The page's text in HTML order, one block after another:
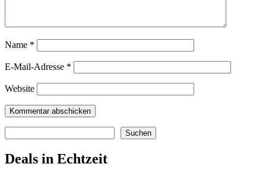
Name *
E-Mail-Adresse *
Website
Suchen
Deals in Echtzeit